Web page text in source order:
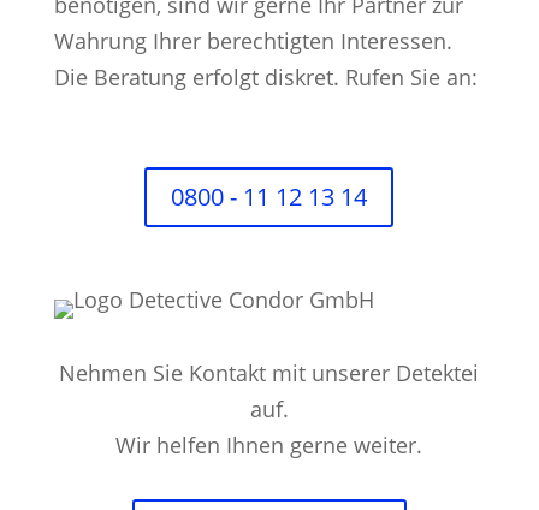
Wahrung Ihrer berechtigten Interessen.
Die Beratung erfolgt diskret. Rufen Sie an:
0800 - 11 12 13 14
Nehmen Sie Kontakt mit unserer Detektei
auf.
Wir helfen Ihnen gerne weiter.